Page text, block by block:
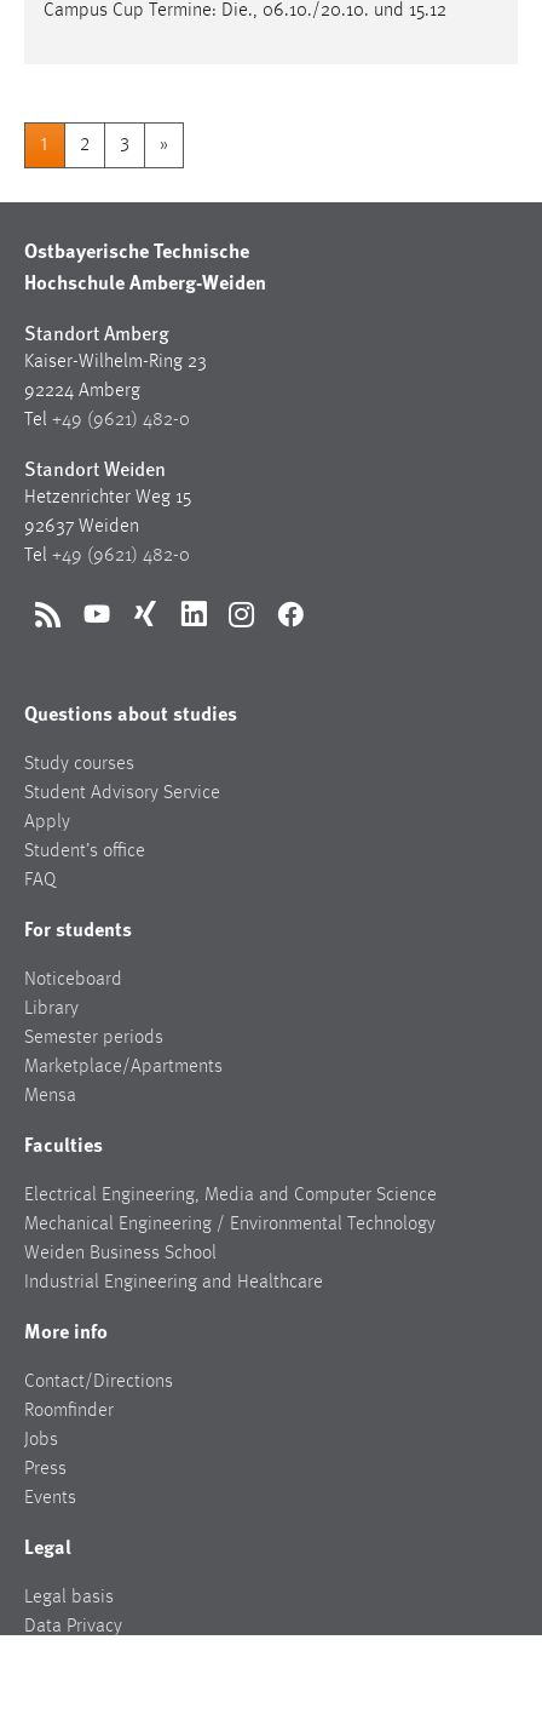
Campus Cup Termine: Die., 06.10./20.10. und 15.12
1 2 3 »
Ostbayerische Technische
Hochschule Amberg-Weiden
Standort Amberg
Kaiser-Wilhelm-Ring 23
92224 Amberg
Tel +49 (9621) 482-0
Standort Weiden
Hetzenrichter Weg 15
92637 Weiden
Tel +49 (9621) 482-0
RSS YouTubeXing LinkedInInstagramFacebook
Questions about studies
Study courses
Student Advisory Service
Apply
Student’s office
FAQ
For students
Noticeboard
Library
Semester periods
Marketplace/Apartments
Mensa
Faculties
Electrical Engineering, Media and Computer Science
Mechanical Engineering / Environmental Technology
Weiden Business School
Industrial Engineering and Healthcare
More info
Contact/Directions
Roomfinder
Jobs
Press
Events
Legal
Legal basis
Data Privacy